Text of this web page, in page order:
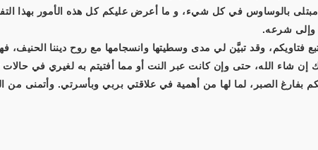
مبتلى بالوساوس في كل شيء، و ما أعرض عليكم كل هذه الأمور بهذا
وإلى شرعه.
فتاويكم، وقد تبيَّن لي مدى وسطيتها وانسجامها مع روح ديننا الحنيف،
إن شاء الله، حتى وإن كانت عبر النت أو مما أفتيتم به لغيري في
بفارغ الصبر، لما لها من أهمية في علاقتي بربي وبأسرتي. وأتمنى